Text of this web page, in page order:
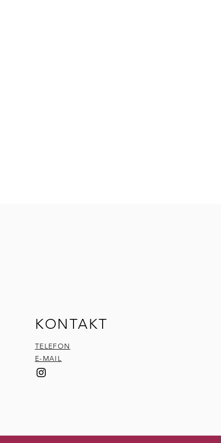
KONTAKT
TELEFON
E-MAIL